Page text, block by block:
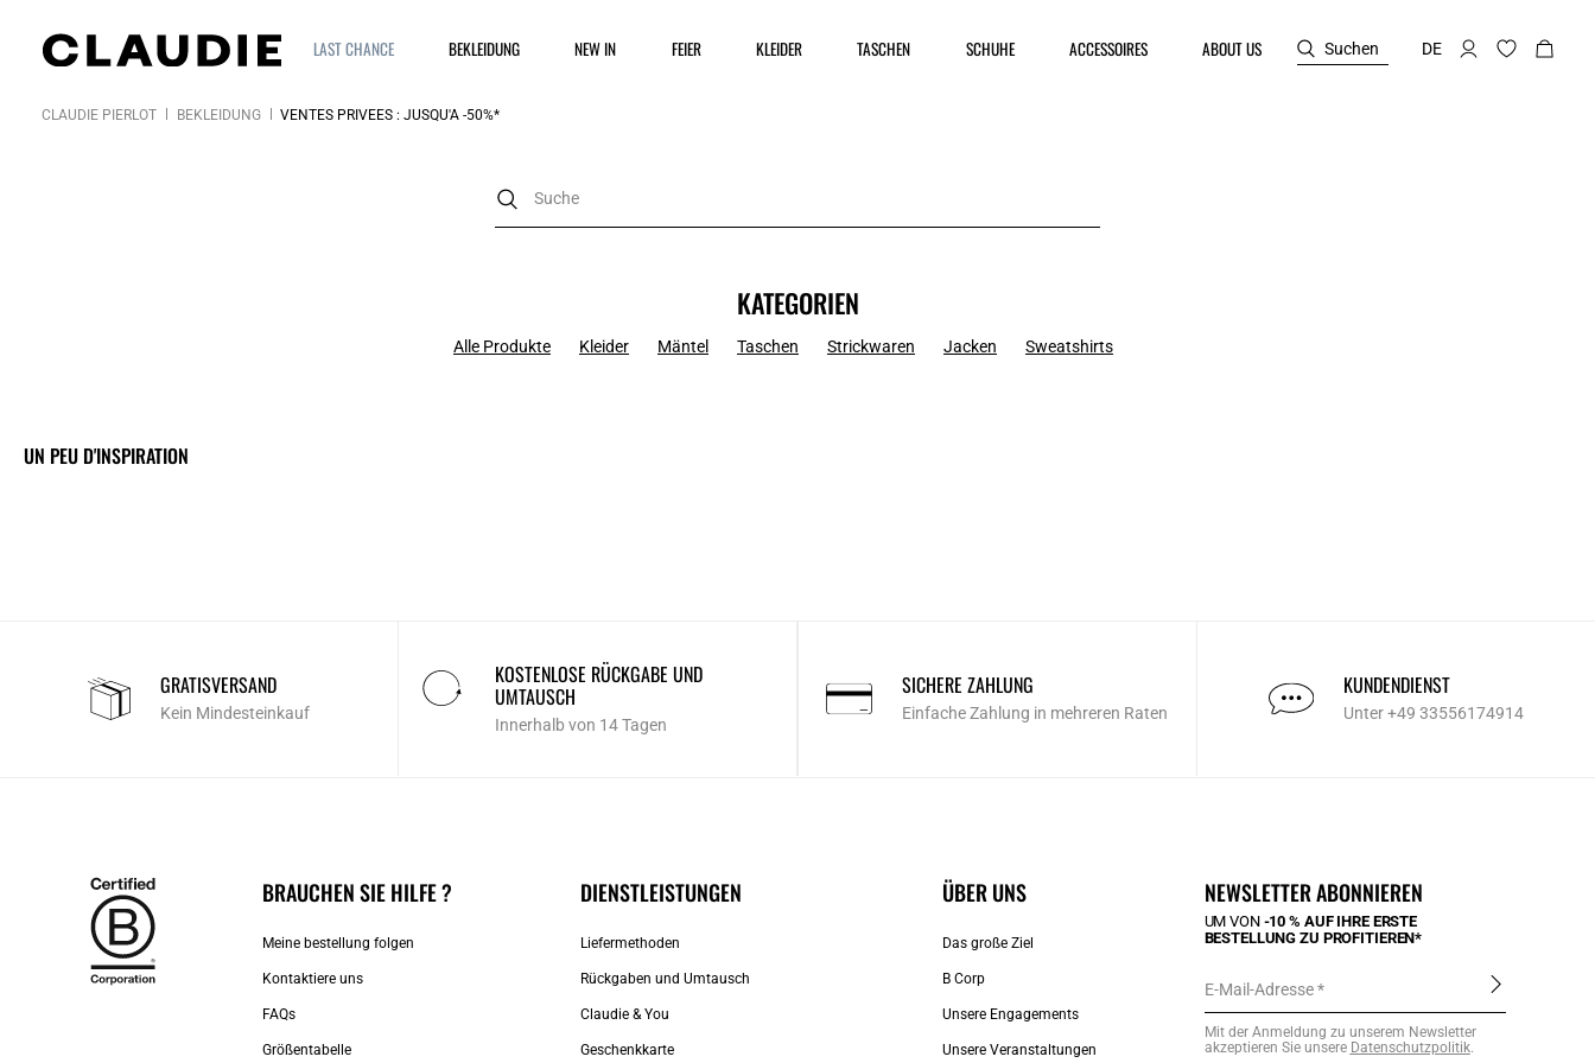
LAST CHANCE BEKLEIDUNG NEW IN FEIER KLEIDER TASCHEN SCHUHE ACCESSOIRES ABOUT US Suchen DE
CLAUDIE PIERLOT BEKLEIDUNG VENTES PRIVÉES : JUSQU'À -50%*
KATEGORIEN
Alle Produkte Kleider Mäntel Taschen Strickwaren Jacken Sweatshirts
UN PEU D'INSPIRATION
GRATISVERSAND
Kein Mindesteinkauf
KOSTENLOSE RÜCKGABE UND
UMTAUSCH
Innerhalb von 14 Tagen
SICHERE ZAHLUNG
Einfache Zahlung in mehreren Raten
KUNDENDIENST
Unter +49 33556174914
BRAUCHEN SIE HILFE ?
Meine bestellung folgen
Kontaktiere uns​
FAQs
Größentabelle
DIENSTLEISTUNGEN
Liefermethoden
Rückgaben und Umtausch
Claudie & You
Geschenkkarte
ÜBER UNS
Das große Ziel
B Corp
Unsere Engagements
Unsere Veranstaltungen
NEWSLETTER ABONNIEREN
UM VON -10 % AUF IHRE ERSTE
BESTELLUNG ZU PROFITIEREN*
E-Mail-Adresse
Mit der Anmeldung zu unserem Newsletter
akzeptieren Sie unsere Datenschutzpolitik.